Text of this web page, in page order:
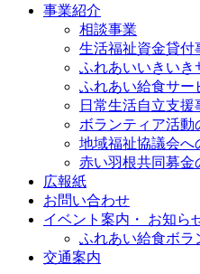
事業紹介
相談事業
生活福祉資金貸付
ふれあいいきいき
ふれあい給食サー
日常生活自立支
ボランティア活動
地域福祉協議会へ
赤い羽根共同募金
広報紙
お問い合わせ
イベント案内・ お知ら
ふれあい給食ボラ
交通案内